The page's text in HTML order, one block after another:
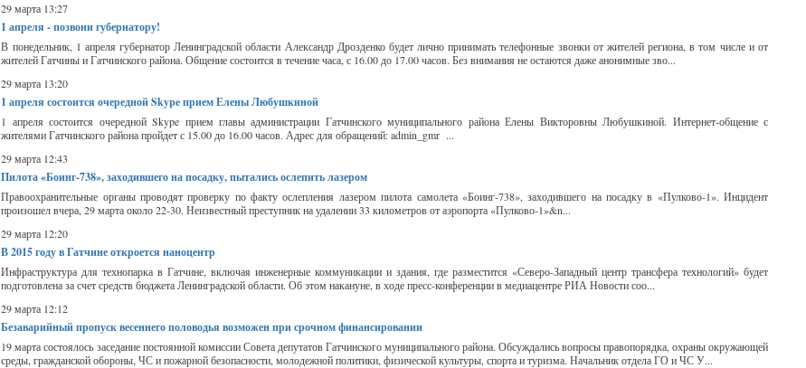
29 марта 13:27
1 апреля - позвони губернатору!
В понедельник, 1 апреля губернатор Ленинградской области Александр Дрозденко будет лично принимать телефонные звонки от жителей региона, в том числе и от
жителей Гатчины и Гатчинского района. Общение состоится в течение часа, с 16.00 до 17.00 часов. Без внимания не остаются даже анонимные зво...
29 марта 13:20
1 апреля состоится очередной Skype прием Елены Любушкиной
1 апреля состоится очередной Skype прием главы администрации Гатчинского муниципального района Елены Викторовны Любушкиной. Интернет-общение с
жителями Гатчинского района пройдет с 15.00 до 16.00 часов. Адрес для обращений: admin_gmr ...
29 марта 12:43
Пилота «Боинг-738», заходившего на посадку, пытались ослепить лазером
Правоохранительные органы проводят проверку по факту ослепления лазером пилота самолета «Боинг-738», заходившего на посадку в «Пулково-1». Инцидент
произошел вчера, 29 марта около 22-30. Неизвестный преступник на удалении 33 километров от аэропорта «Пулково-1»&n...
29 марта 12:20
В 2015 году в Гатчине откроется наноцентр
Инфраструктура для технопарка в Гатчине, включая инженерные коммуникации и здания, где разместится «Северо-Западный центр трансфера технологий» будет
подготовлена за счет средств бюджета Ленинградской области. Об этом накануне, в ходе пресс-конференции в медиацентре РИА Новости соо...
29 марта 12:12
Безаварийный пропуск весеннего половодья возможен при срочном финансировании
19 марта состоялось заседание постоянной комиссии Совета депутатов Гатчинского муниципального района. Обсуждались вопросы правопорядка, охраны окружающей
среды, гражданской обороны, ЧС и пожарной безопасности, молодежной политики, физической культуры, спорта и туризма. Начальник отдела ГО и ЧС У...